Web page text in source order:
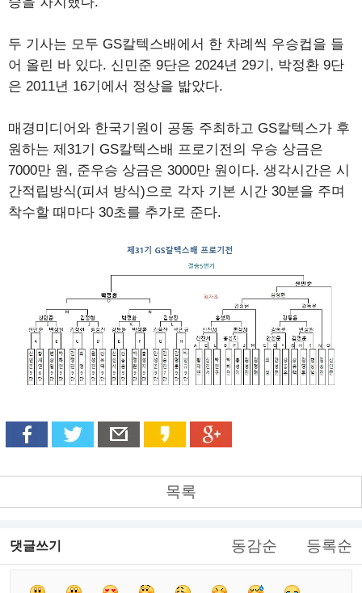
두 기사는 모두 GS칼텍스배에서 한 차례씩 우승컵을 들
어 올린 바 있다. 신민준 9단은 2024년 29기, 박정환 9단
은 2011년 16기에서 정상을 밟았다.
매경미디어와 한국기원이 공동 주최하고 GS칼텍스가 후
원하는 제31기 GS칼텍스배 프로기전의 우승 상금은
7000만 원, 준우승 상금은 3000만 원이다. 생각시간은 시
간적립방식(피셔 방식)으로 각자 기본 시간 30분을 주며
착수할 때마다 30초를 추가로 준다.
목록
댓글쓰기 동감순 등록순